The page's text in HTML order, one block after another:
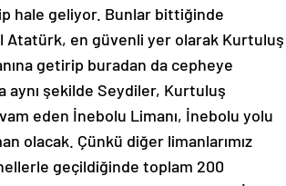
hale geliyor. Bunlar bittiğinde
Atatürk, en güvenli yer olarak Kurtuluş
getirip buradan da cepheye
aynı şekilde Seydiler, Kurtuluş
eden İnebolu Limanı, İnebolu yolu
olacak. Çünkü diğer limanlarımız
geçildiğinde toplam 200